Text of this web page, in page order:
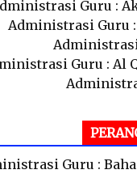
Guru :
Administrasi Guru :
Guru : Al
Guru :